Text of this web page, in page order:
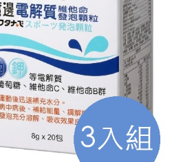
1,350。
價
格：
NT$ 1,040。